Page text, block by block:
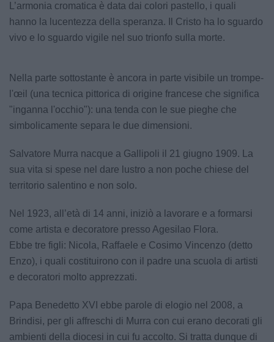
L’armonia cromatica è data dai colori pastello, i quali
hanno la lucentezza della speranza. Il Cristo ha lo sguardo
vivo e lo sguardo vigile nel suo trionfo sulla morte.
Nella parte sottostante è ancora in parte visibile un trompe-
l'œil (una tecnica pittorica di origine francese che significa
"inganna l'occhio"): una tenda con le sue pieghe che
simbolicamente separa le due dimensioni.
Salvatore Murra nacque a Gallipoli il 21 giugno 1909. La
sua vita si spese nel dare lustro a non poche chiese del
territorio salentino e non solo.
Nel 1923, all’età di 14 anni, iniziò a lavorare e a formarsi
come artista e decoratore presso Agesilao Flora.
Ebbe tre figli: Nicola, Raffaele e Cosimo Vincenzo (detto
Enzo), i quali costituirono con il padre una scuola di artisti
e decoratori molto apprezzati.
Papa Benedetto XVI ebbe parole di elogio nel 2008, a
Brindisi, per gli affreschi di Murra con cui erano decorati gli
ambienti della diocesi in cui fu accolto. Si tratta dunque di